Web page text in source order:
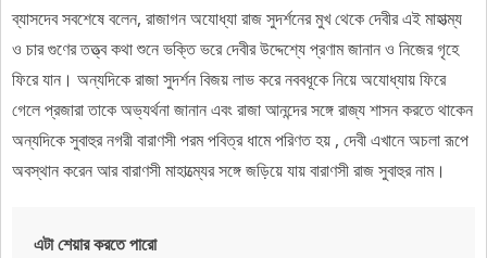
ব্যাসদেব সবশেষে বলেন, রাজাগন অযোধ্যা রাজ সুদর্শনের মুখ থেকে দেবীর এই মাহাত্ম্য
ও চার গুণের তত্ত্ব কথা শুনে ভক্তি ভরে দেবীর উদ্দেশ্যে প্রণাম জানান ও নিজের গৃহে
ফিরে যান। অন্যদিকে রাজা সুদর্শন বিজয় লাভ করে নববধূকে নিয়ে অযোধ্যায় ফিরে
গেলে প্রজারা তাকে অভ্যর্থনা জানান এবং রাজা আনন্দের সঙ্গে রাজ্য শাসন করতে থাকেন
অন্যদিকে সুবাহুর নগরী বারাণসী পরম পবিত্র ধামে পরিণত হয় , দেবী এখানে অচলা রূপে
অবস্থান করেন আর বারাণসী মাহাত্ম্যের সঙ্গে জড়িয়ে যায় বারাণসী রাজ সুবাহুর নাম।
এটা শেয়ার করতে পারো